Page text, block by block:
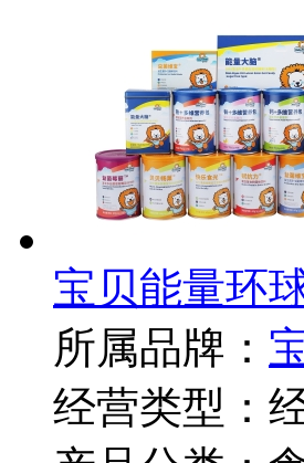
宝贝能量环
所属品牌：
经营类型：